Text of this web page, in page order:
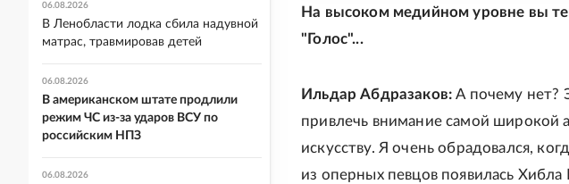
На высоком медийном уровне вы
"Голос"...
Ильдар Абдразаков:А почему нет?
привлечь внимание самой широкой
искусству. Я очень обрадовался,
из оперных певцов появилась Хибла
06.08.2026
В Ленобласти лодка сбила надувной
матрас, травмировав детей
06.08.2026
В американском штате продлили
режим ЧС из-за ударов ВСУ по
российским НПЗ
06.08.2026